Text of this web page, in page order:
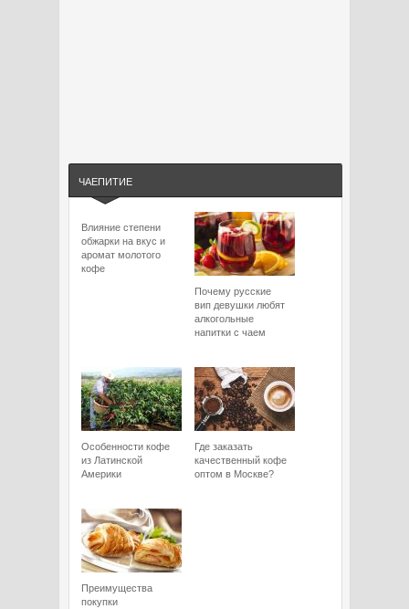
ЧАЕПИТИЕ
Влияние степени
обжарки на вкус и
аромат молотого
кофе
Почему русские
вип девушки любят
алкогольные
напитки с чаем
Особенности кофе
из Латинской
Америки
Где заказать
качественный кофе
оптом в Москве?
Преимущества
покупки